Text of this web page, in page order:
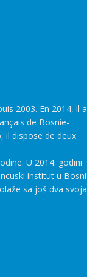
2003. En 2014, il a
de Bosnie-
il dispose de deux
U 2014. godini
institut u Bosni
sa još dva svoja